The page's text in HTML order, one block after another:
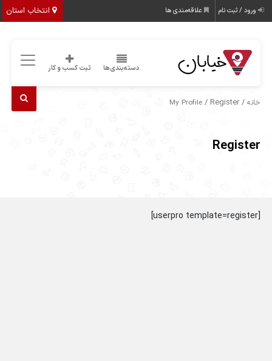
انتخاب استان ورود / ثبت نام علاقه‌مندی ها
دسته‌بندی‌ها ثبت کسب و کار
خانه /
My Profile/ Register
Register
[userpro template=register]